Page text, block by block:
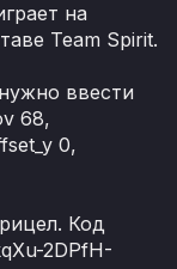
на
Team Spirit.
ввести
68,
0,
Код
2DPfH-